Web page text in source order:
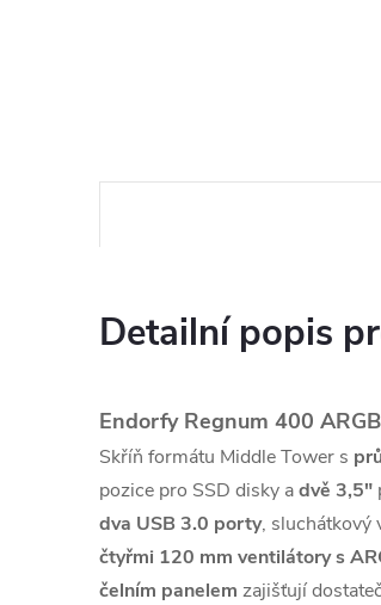
Detailní popis
Endorfy Regnum 400 ARGB
Skříň formátu Middle Tower s
pozice pro SSD disky advě 3,5"
dva USB 3.0 porty, sluchátkový
čtyřmi 120 mm ventilátory s
čelním panelem zajišťují